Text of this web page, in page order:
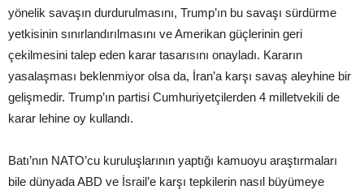
yönelik savaşın durdurulmasını, Trump’ın bu savaşı sürdürme
yetkisinin sınırlandırılmasını ve Amerikan güçlerinin geri
çekilmesini talep eden karar tasarısını onayladı. Kararın
yasalaşması beklenmiyor olsa da, İran’a karşı savaş aleyhine bir
gelişmedir. Trump’ın partisi Cumhuriyetçilerden 4 milletvekili de
karar lehine oy kullandı.
Batı’nın NATO’cu kuruluşlarının yaptığı kamuoyu araştırmaları
bile dünyada ABD ve İsrail’e karşı tepkilerin nasıl büyümeye